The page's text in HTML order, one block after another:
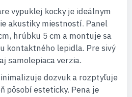
vypuklej kocky je ideálnym
akustiky miestností. Panel
hrúbku 5 cm a montuje sa
kontaktného lepidla. Pre sivý
samolepiaca verzia.
dozvuk a rozptyľuje
pôsobí esteticky. Pena je